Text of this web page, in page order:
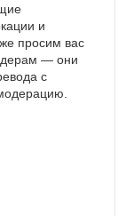
и
просим вас
— они
с